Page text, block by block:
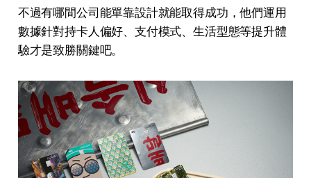
不過有哪間公司能單靠設計就能取得成功，他們運用
數據針對持卡人偏好、支付模式、生活型態等提升體
驗才是致勝關鍵吧。